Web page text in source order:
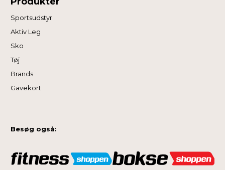
Sportsudstyr
Aktiv Leg
Sko
Tøj
Brands
Gavekort
Besøg også: